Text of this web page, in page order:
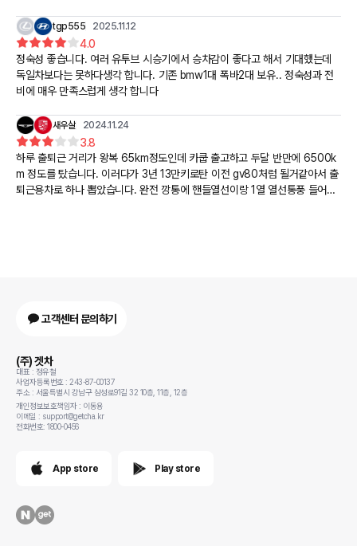
tgp555 2025.11.12
4.0
정숙성 좋습니다. 여러 유투브 시승기에서 승차감이 좋다고 해서 기대했는데
독일차보다는 못하다생각 합니다. 기존 bmw1대 폭바2대 보유.. 정숙성과 전
비에 매우 만족스럽게 생각 합니다
새우살 2024.11.24
3.8
하루 출퇴근 거리가 왕복 65km정도인데 카쿱 출고하고 두달 반만에 6500k
m 정도를 탔습니다. 이러다가 3년 13만키로탄 이전 gv80처럼 될거같아서 출
퇴근용차로 하나 뽑았습니다. 완전 깡통에 핸들열선이랑 1열 열선통풍 들어간
고객센터 문의하기
(주) 겟차
대표 : 정유철
사업자등록번호 : 243-87-00137
주소 : 서울특별시 강남구 삼성로91길 32 10층, 11층, 12층
개인정보보호책임자 : 이동용
이메일 : support@getcha.kr
전화번호: 1800-0456
App store Play store